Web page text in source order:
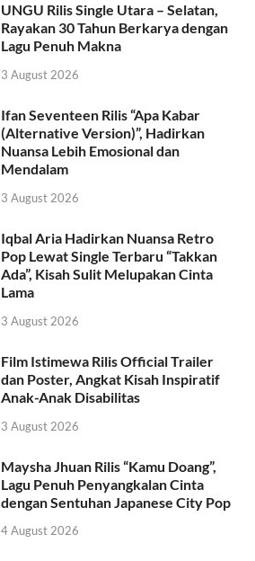
UNGU Rilis Single Utara – Selatan,
Rayakan 30 Tahun Berkarya dengan
Lagu Penuh Makna
3 August 2026
Ifan Seventeen Rilis “Apa Kabar
(Alternative Version)”, Hadirkan
Nuansa Lebih Emosional dan
Mendalam
3 August 2026
Iqbal Aria Hadirkan Nuansa Retro
Pop Lewat Single Terbaru “Takkan
Ada”, Kisah Sulit Melupakan Cinta
Lama
3 August 2026
Film Istimewa Rilis Official Trailer
dan Poster, Angkat Kisah Inspiratif
Anak-Anak Disabilitas
3 August 2026
Maysha Jhuan Rilis “Kamu Doang”,
Lagu Penuh Penyangkalan Cinta
dengan Sentuhan Japanese City Pop
4 August 2026